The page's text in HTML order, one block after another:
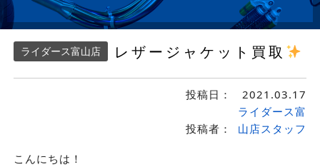
ライダース富山店 レザージャケット買取
投稿日： 2021.03.17
投稿者：
ライダース富
山店スタッフ
こんにちは！